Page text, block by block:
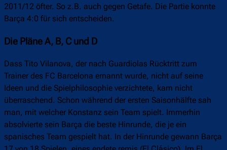
2011/12 öfter. So z.B. auch gegen Getafe. Die Partie konnte
Barça 4:0 für sich entscheiden.
Die Pläne A, B, C und D
Dass Tito Vilanova, der nach Guardiolas Rücktritt zum
Trainer des FC Barcelona ernannt wurde, nicht auf seine
Ideen und die Spielphilosophie verzichtete, kam nicht
überraschend. Schon während der ersten Saisonhälfte sah
man, mit welcher Konstanz sein Team spielt. Immerhin
absolvierte sein Barça die beste Hinrunde, die je ein
spanisches Team gespielt hat. In der Hinrunde gewann Barça